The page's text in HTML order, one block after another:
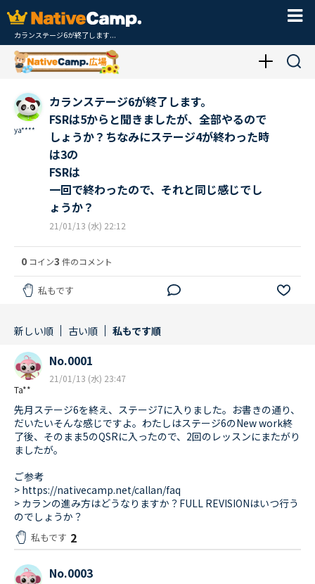
カランステージ6が終了します...
ya****
カランステージ6が終了します。
FSRは5からと聞きましたが、全部やるので
しょうか？ちなみにステージ4が終わった時
は3の
FSRは
一回で終わったので、それと同じ感じでし
ょうか？
21/01/13 (水) 22:12
0 コイン3 件のコメント
私もです
新しい順 古い順 私もです順
Ta**
No.0001
21/01/13 (水) 23:47
先月ステージ6を終え、ステージ7に入りました。お書きの通り、
だいたいそんな感じですよ。わたしはステージ6のNew work終
了後、そのまま5のQSRに入ったので、2回のレッスンにまたがり
ましたが。
ご参考
> https://nativecamp.net/callan/faq
> カランの進み方はどうなりますか？FULL REVISIONはいつ行う
のでしょうか？
私もです 2
No.0003